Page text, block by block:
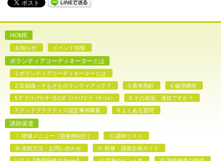
HOME
お知らせ イベント情報
ボランティアコーディネーターとは
1.ボランティアコーディネーターとは
2.豆知識～そもそもボランティアって？ 3.基本指針 4.倫理綱領
5.ﾎﾞﾗﾝﾃｨｱｾﾝﾀｰ等のﾎﾞﾗﾝﾃｨｱｺｰﾃﾞｨﾈｰｼｮﾝ 6.その表現、適切ですか？
7.グッドプラクティス認定事例募集 8.よくある質問
講師派遣
Ⅰ.研修メニュー［開催例紹介］ Ⅱ.講師リスト
Ⅲ.依頼方法・お問い合わせ Ⅳ.研修・講座企画ガイド